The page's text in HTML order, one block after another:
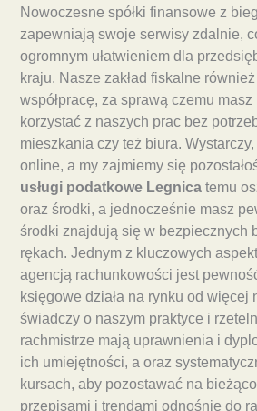
Nowoczesne spółki finansowe z
zapewniają swoje serwisy zdalnie,
ogromnym ułatwieniem dla
kraju. Nasze zakład fiskalne
współpracę, za sprawą czemu
korzystać z naszych prac bez
mieszkania czy też biura.
online, a my zajmiemy się
usługi podatkowe Legnica temu
oraz środki, a jednocześnie masz
środki znajdują się w bezpiecznych
rękach. Jednym z kluczowych
agencją rachunkowości jest
księgowe działa na rynku od więcej
świadczy o naszym praktyce i
rachmistrze mają uprawnienia i
ich umiejętności, a oraz
kursach, aby pozostawać na
przepisami i trendami odnośnie do